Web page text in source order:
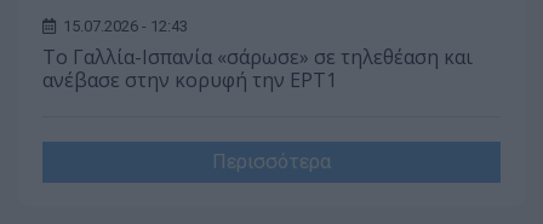
15.07.2026 - 12:43
Το Γαλλία-Ισπανία «σάρωσε» σε τηλεθέαση και
ανέβασε στην κορυφή την ΕΡΤ1
Περισσότερα